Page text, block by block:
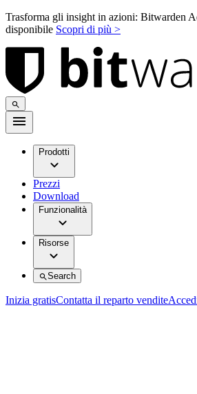
Trasforma gli insight in azioni: Bitwarden
disponibile Scopri di più >
Prodotti
Prezzi
Download
Funzionalità
Risorse
Search
Inizia gratisContatta il reparto vendite